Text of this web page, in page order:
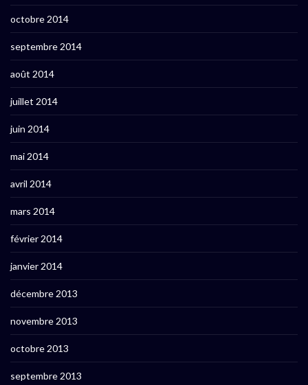
octobre 2014
septembre 2014
août 2014
juillet 2014
juin 2014
mai 2014
avril 2014
mars 2014
février 2014
janvier 2014
décembre 2013
novembre 2013
octobre 2013
septembre 2013